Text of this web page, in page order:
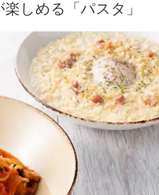
しめる「パスタ」